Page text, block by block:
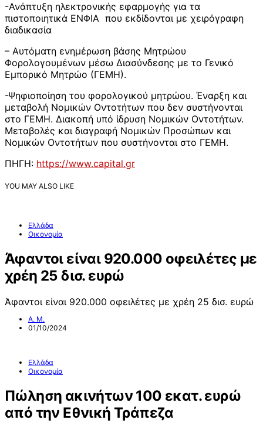
-Ανάπτυξη ηλεκτρονικής εφαρμογής για τα
πιστοποιητικά ΕΝΦΙΑ που εκδίδονται με χειρόγραφη
διαδικασία
– Αυτόματη ενημέρωση βάσης Μητρώου
Φορολογουμένων μέσω Διασύνδεσης με το Γενικό
Εμπορικό Μητρώο (ΓΕΜΗ).
-Ψηφιοποίηση του φορολογικού μητρώου. Έναρξη και
μεταβολή Νομικών Οντοτήτων που δεν συστήνονται
στο ΓΕΜΗ. Διακοπή υπό ίδρυση Νομικών Οντοτήτων.
Μεταβολές και διαγραφή Νομικών Προσώπων και
Νομικών Οντοτήτων που συστήνονται στο ΓΕΜΗ.
ΠΗΓΗ: https://www.capital.gr
YOU MAY ALSO LIKE
Ελλάδα
Οικονομία
Άφαντοι είναι 920.000 οφειλέτες με
χρέη 25 δισ. ευρώ
Άφαντοι είναι 920.000 οφειλέτες με χρέη 25 δισ. ευρώ
Α. Μ.
01/10/2024
Ελλάδα
Οικονομία
Πώληση ακινήτων 100 εκατ. ευρώ
από την Εθνική Τράπεζα